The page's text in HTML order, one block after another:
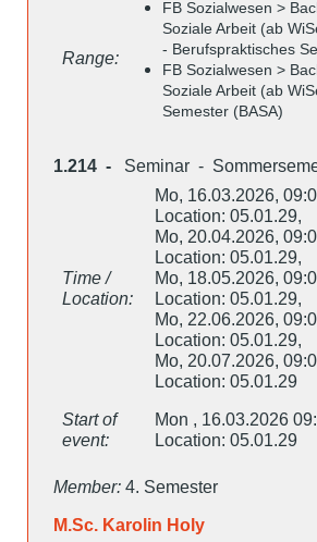
Range:
FB Sozialwesen >
Soziale Arbeit (ab
- Berufspraktisches
FB Sozialwesen >
Soziale Arbeit (ab
Semester (BASA)
1.214 - Seminar -
Time /
Location:
Mo, 16.03.2026,
Location: 05.01.29,
Mo, 20.04.2026,
Location: 05.01.29,
Mo, 18.05.2026,
Location: 05.01.29,
Mo, 22.06.2026,
Location: 05.01.29,
Mo, 20.07.2026,
Location: 05.01.29
Start of
event:
Mon , 16.03.2026
Location: 05.01.29
Member: 4. Semester
M.Sc. Karolin Holy